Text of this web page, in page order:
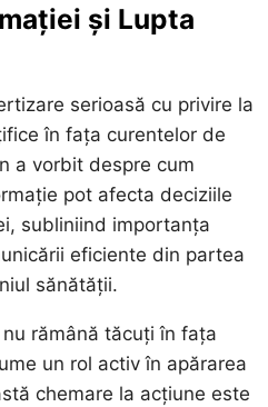
și Lupta
serioasă cu privire la
în fața curentelor de
a vorbit despre cum
pot afecta deciziile
subliniind importanța
eficiente din partea
sănătății.
rămână tăcuți în fața
un rol activ în apărarea
chemare la acțiune este